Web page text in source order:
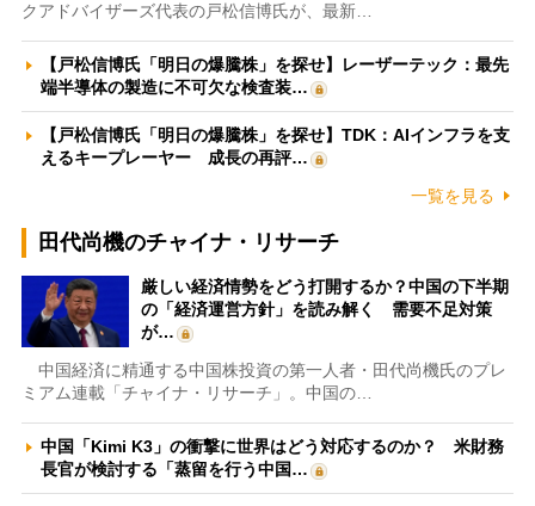
クアドバイザーズ代表の戸松信博氏が、最新…
【戸松信博氏「明日の爆騰株」を探せ】レーザーテック：最先
端半導体の製造に不可欠な検査装…
【戸松信博氏「明日の爆騰株」を探せ】TDK：AIインフラを支
えるキープレーヤー 成長の再評…
一覧を見る
田代尚機のチャイナ・リサーチ
厳しい経済情勢をどう打開するか？中国の下半期
の「経済運営方針」を読み解く 需要不足対策
が…
中国経済に精通する中国株投資の第一人者・田代尚機氏のプレ
ミアム連載「チャイナ・リサーチ」。中国の…
中国「Kimi K3」の衝撃に世界はどう対応するのか？ 米財務
長官が検討する「蒸留を行う中国…